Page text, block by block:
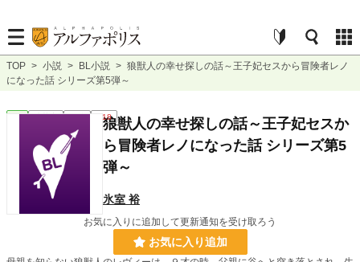
TOP > 小説 > BL小説 > 狼獣人の幸せ探しの話～王子妃セスから冒険者レノ
になった話 シリーズ第5弾～
BL 連載中 短編 R18
狼獣人の幸せ探しの話～王子妃セスか
ら冒険者レノになった話 シリーズ第5
弾～
氷室 裕
お気に入りに追加して更新通知を受け取ろう
お気に入り追加